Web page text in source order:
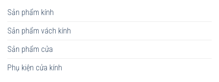
Sản phẩm kính
Sản phẩm vách kính
Sản phẩm cửa
Phụ kiện cửa kính